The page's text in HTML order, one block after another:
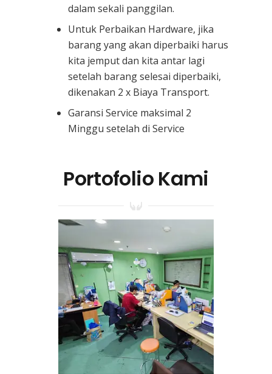
dalam sekali panggilan.
Untuk Perbaikan Hardware, jika
barang yang akan diperbaiki harus
kita jemput dan kita antar lagi
setelah barang selesai diperbaiki,
dikenakan 2 x Biaya Transport.
Garansi Service maksimal 2
Minggu setelah di Service
Portofolio Kami